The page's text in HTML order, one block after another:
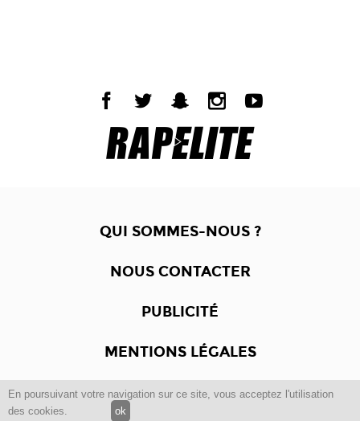
En poursuivant votre navigation sur ce site, vous acceptez l'utilisation
des cookies.
ok
QUI SOMMES-NOUS ?
NOUS CONTACTER
PUBLICITÉ
MENTIONS LÉGALES
Copyright © 2012 -2017Dewalgo- Tous droits réservés.